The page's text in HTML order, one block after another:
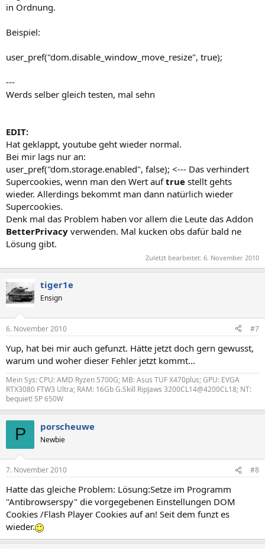
in Ordnung.
Beispiel:
user_pref("dom.disable_window_move_resize", true);
---
Werds selber gleich testen, mal sehn
EDIT:
Hat geklappt, youtube geht wieder normal.
Bei mir lags nur an:
user_pref("dom.storage.enabled", false); <--- Das verhindert
Supercookies, wenn man den Wert auftrue stellt gehts
wieder. Allerdings bekommt man dann natürlich wieder
Supercookies.
Denk mal das Problem haben vor allem die Leute das Addon
BetterPrivacy verwenden. Mal kucken obs dafür bald ne
Lösung gibt.
Zuletzt bearbeitet: 6. November 2010
tiger1e
Ensign
6. November 2010 #7
Yup, hat bei mir auch gefunzt. Hätte jetzt doch gern gewusst,
warum und woher dieser Fehler jetzt kommt...
Mein Sys: CPU: AMD Ryzen 5700G; MB: Asus TUF X470plus; GPU: EVGA
RTX3080 FTW3 Ultra; RAM: 16Gb G.Skill RipJaws 3200CL14@4200CL18; NT:
bequiet! SP 650W
P porscheuwe
Newbie
7. November 2010 #8
Hatte das gleiche Problem: Lösung:Setze im Programm
"Antibrowserspy" die vorgegebenen Einstellungen DOM
Cookies /Flash Player Cookies auf an! Seit dem funzt es
wieder.